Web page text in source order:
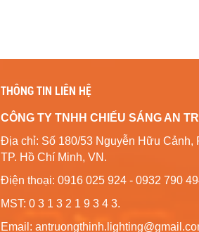
THÔNG TIN LIÊN HỆ
CÔNG TY TNHH CHIẾU SÁNG AN
Địa chỉ: Số 180/53 Nguyễn Hữu Cảnh,
TP. Hồ Chí Minh, VN.
Điện thoại: 0916 025 924 - 0932 790
MST: 0 3 1 3 2 1 9 3 4 3.
Email: